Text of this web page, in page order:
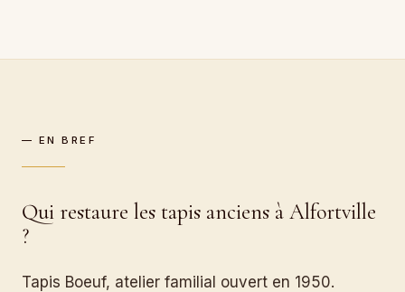
— EN BREF
Qui restaure les tapis anciens à Alfortville
?
Tapis Boeuf, atelier familial ouvert en 1950.